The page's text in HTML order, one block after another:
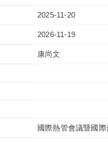
2025-11-20
2026-11-19
康尚文
國際熱管會議暨國